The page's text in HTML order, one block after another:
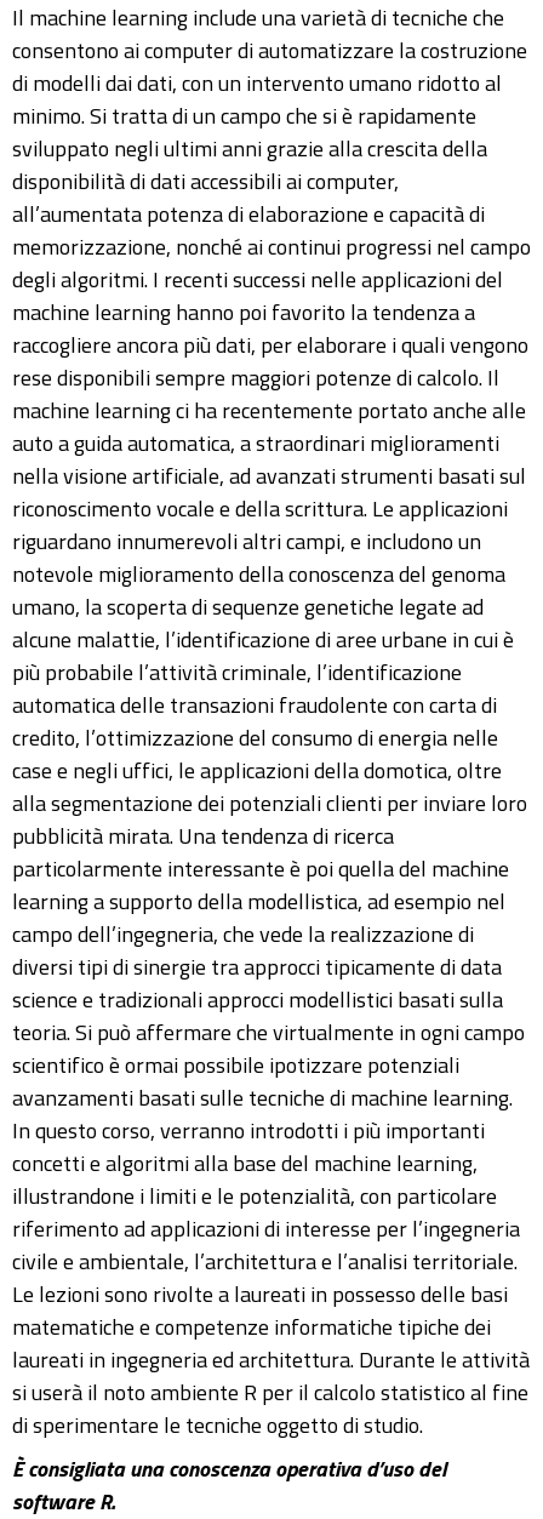
Il machine learning include una varietà di tecniche che
consentono ai computer di automatizzare la costruzione
di modelli dai dati, con un intervento umano ridotto al
minimo. Si tratta di un campo che si è rapidamente
sviluppato negli ultimi anni grazie alla crescita della
disponibilità di dati accessibili ai computer,
all’aumentata potenza di elaborazione e capacità di
memorizzazione, nonché ai continui progressi nel campo
degli algoritmi. I recenti successi nelle applicazioni del
machine learning hanno poi favorito la tendenza a
raccogliere ancora più dati, per elaborare i quali vengono
rese disponibili sempre maggiori potenze di calcolo. Il
machine learning ci ha recentemente portato anche alle
auto a guida automatica, a straordinari miglioramenti
nella visione artificiale, ad avanzati strumenti basati sul
riconoscimento vocale e della scrittura. Le applicazioni
riguardano innumerevoli altri campi, e includono un
notevole miglioramento della conoscenza del genoma
umano, la scoperta di sequenze genetiche legate ad
alcune malattie, l’identificazione di aree urbane in cui è
più probabile l’attività criminale, l’identificazione
automatica delle transazioni fraudolente con carta di
credito, l’ottimizzazione del consumo di energia nelle
case e negli uffici, le applicazioni della domotica, oltre
alla segmentazione dei potenziali clienti per inviare loro
pubblicità mirata. Una tendenza di ricerca
particolarmente interessante è poi quella del machine
learning a supporto della modellistica, ad esempio nel
campo dell’ingegneria, che vede la realizzazione di
diversi tipi di sinergie tra approcci tipicamente di data
science e tradizionali approcci modellistici basati sulla
teoria. Si può affermare che virtualmente in ogni campo
scientifico è ormai possibile ipotizzare potenziali
avanzamenti basati sulle tecniche di machine learning.
In questo corso, verranno introdotti i più importanti
concetti e algoritmi alla base del machine learning,
illustrandone i limiti e le potenzialità, con particolare
riferimento ad applicazioni di interesse per l’ingegneria
civile e ambientale, l’architettura e l’analisi territoriale.
Le lezioni sono rivolte a laureati in possesso delle basi
matematiche e competenze informatiche tipiche dei
laureati in ingegneria ed architettura. Durante le attività
si userà il noto ambiente R per il calcolo statistico al fine
di sperimentare le tecniche oggetto di studio.
È consigliata una conoscenza operativa d’uso del
software R.